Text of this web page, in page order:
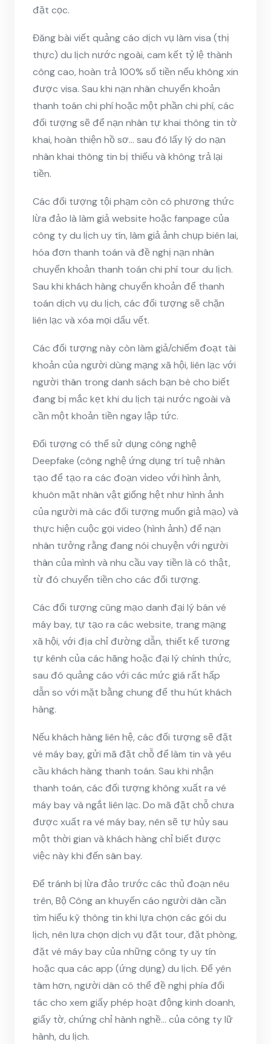
đặt cọc.
Đăng bài viết quảng cáo dịch vụ làm visa (thị
thực) du lịch nước ngoài, cam kết tỷ lệ thành
công cao, hoàn trả 100% số tiền nếu không xin
được visa. Sau khi nạn nhân chuyển khoản
thanh toán chi phí hoặc một phần chi phí, các
đối tượng sẽ để nạn nhân tự khai thông tin tờ
khai, hoàn thiện hồ sơ… sau đó lấy lý do nạn
nhân khai thông tin bị thiếu và không trả lại
tiền.
Các đối tượng tội phạm còn có phương thức
lừa đảo là làm giả website hoặc fanpage của
công ty du lịch uy tín, làm giả ảnh chụp biên lai,
hóa đơn thanh toán và đề nghị nạn nhân
chuyển khoản thanh toán chi phí tour du lịch.
Sau khi khách hàng chuyển khoản để thanh
toán dịch vụ du lịch, các đối tượng sẽ chặn
liên lạc và xóa mọi dấu vết.
Các đối tượng này còn làm giả/chiếm đoạt tài
khoản của người dùng mạng xã hội, liên lạc với
người thân trong danh sách bạn bè cho biết
đang bị mắc kẹt khi du lịch tại nước ngoài và
cần một khoản tiền ngay lập tức.
Đối tượng có thể sử dụng công nghệ
Deepfake (công nghệ ứng dụng trí tuệ nhân
tạo để tạo ra các đoạn video với hình ảnh,
khuôn mặt nhân vật giống hệt như hình ảnh
của người mà các đối tượng muốn giả mạo) và
thực hiện cuộc gọi video (hình ảnh) để nạn
nhân tưởng rằng đang nói chuyện với người
thân của mình và nhu cầu vay tiền là có thật,
từ đó chuyển tiền cho các đối tượng.
Các đối tượng cũng mạo danh đại lý bán vé
máy bay, tự tạo ra các website, trang mạng
xã hội, với địa chỉ đường dẫn, thiết kế tương
tự kênh của các hãng hoặc đại lý chính thức,
sau đó quảng cáo với các mức giá rất hấp
dẫn so với mặt bằng chung để thu hút khách
hàng.
Nếu khách hàng liên hệ, các đối tượng sẽ đặt
vé máy bay, gửi mã đặt chỗ để làm tin và yêu
cầu khách hàng thanh toán. Sau khi nhận
thanh toán, các đối tượng không xuất ra vé
máy bay và ngắt liên lạc. Do mã đặt chỗ chưa
được xuất ra vé máy bay, nên sẽ tự hủy sau
một thời gian và khách hàng chỉ biết được
việc này khi đến sân bay.
Để tránh bị lừa đảo trước các thủ đoạn nêu
trên, Bộ Công an khuyến cáo người dân cần
tìm hiểu kỹ thông tin khi lựa chọn các gói du
lịch, nên lựa chọn dịch vụ đặt tour, đặt phòng,
đặt vé máy bay của những công ty uy tín
hoặc qua các app (ứng dụng) du lịch. Để yên
tâm hơn, người dân có thể đề nghị phía đối
tác cho xem giấy phép hoạt động kinh doanh,
giấy tờ, chứng chỉ hành nghề… của công ty lữ
hành, du lịch.